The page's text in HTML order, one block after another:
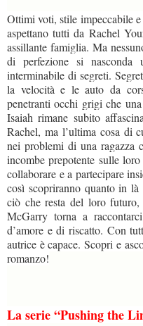
Ottimi voti, stile impeccabile e
aspettano tutti da Rachel
assillante famiglia. Ma
di perfezione si nasconda
interminabile di segreti.
la velocità e le auto da
penetranti occhi grigi che
Isaiah rimane subito
Rachel, ma l’ultima cosa di
nei problemi di una ragazza
incombe prepotente sulle
collaborare e a partecipare
così scopriranno quanto in
ciò che resta del loro
McGarry torna a
d’amore e di riscatto. Con
autrice è capace. Scopri e
romanzo!
La serie “Pushing the